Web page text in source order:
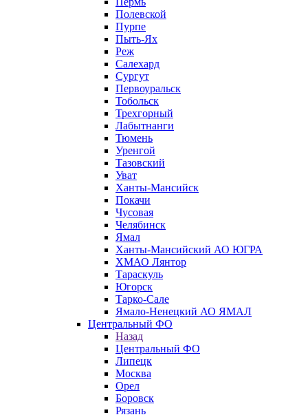
Полевской
Пурпе
Пыть-Ях
Реж
Салехард
Сургут
Первоуральск
Тобольск
Трехгорный
Лабытнанги
Тюмень
Уренгой
Тазовский
Уват
Ханты-Мансийск
Покачи
Чусовая
Челябинск
Ямал
Ханты-Мансийский АО ЮГРА
ХМАО Лянтор
Тараскуль
Югорск
Тарко-Сале
Ямало-Ненецкий АО ЯМАЛ
Центральный ФО
Назад
Центральный ФО
Липецк
Москва
Орел
Боровск
Рязань